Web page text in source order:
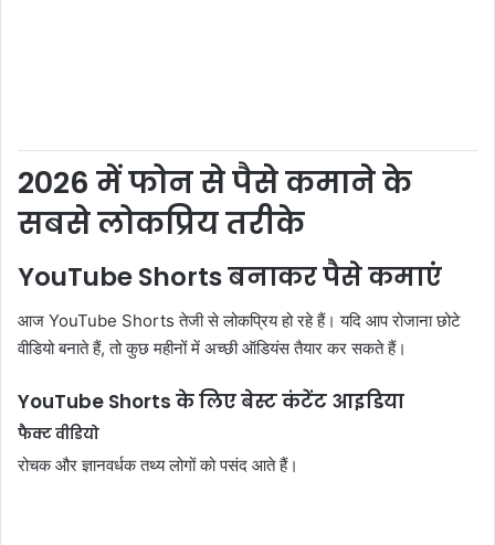
2026 में फोन से पैसे कमाने के
सबसे लोकप्रिय तरीके
YouTube Shorts बनाकर पैसे कमाएं
आज YouTube Shorts तेजी से लोकप्रिय हो रहे हैं। यदि आप रोजाना छोटे
वीडियो बनाते हैं, तो कुछ महीनों में अच्छी ऑडियंस तैयार कर सकते हैं।
YouTube Shorts के लिए बेस्ट कंटेंट आइडिया
फैक्ट वीडियो
रोचक और ज्ञानवर्धक तथ्य लोगों को पसंद आते हैं।